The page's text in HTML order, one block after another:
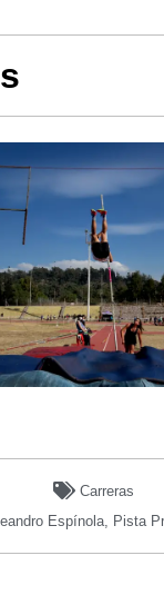
Carreras
Leandro Espínola Pista